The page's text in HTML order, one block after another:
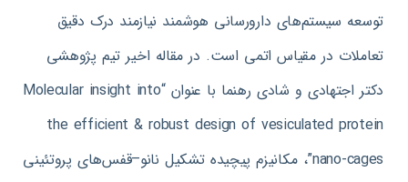
توسعه سیستم‌های دارورسانی هوشمند نیازمند درک دقیق
تعاملات در مقیاس اتمی است. در مقاله اخیر تیم پژوهشی
دکتر اجتهادی و شادی رهنما با عنوان “Molecular insight into
the efficient & robust design of vesiculated protein
nano-cages” ، مکانیزم پیچیده تشکیل نانو–قفس‌های پروتئینی